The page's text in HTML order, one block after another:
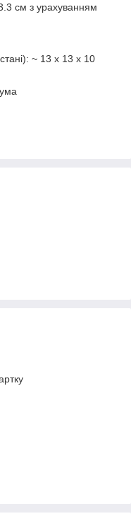
см з урахуванням
~ 13 x 13 x 10